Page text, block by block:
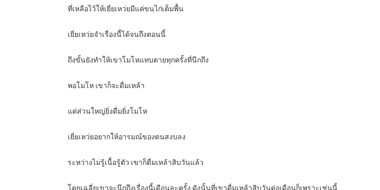
ที่เหลือไว้ให้เยี่ยเหว่ยมีแค่ขนไก่เต็มพื้น
เยี่ยเหว่ยจำเรื่องนี้ได้จนถึงตอนนี้
ถึงขั้นยังทำให้เขาโมโหแทบตายทุกครั้งที่นึกถึง
พอโมโห เขาก็จะดื่มเหล้า
แต่ส่วนใหญ่ยิ่งดื่มยิ่งโมโห
เยี่ยเหว่ยอยากให้อารมณ์ของตนสงบลง
ระหว่างไม่รู้เนื้อรู้ตัว เขาก็ดื่มเหล้าสิบวันแล้ว